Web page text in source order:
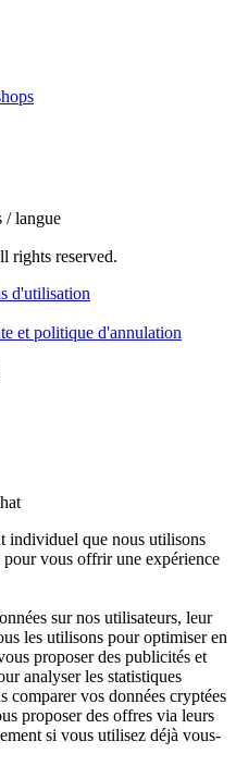
/ langue
rights reserved.
d'utilisation
et politique d'annulation
individuel que nous utilisons
pour vous offrir une expérience
sur nos utilisateurs, leur
les utilisons pour optimiser en
proposer des publicités et
analyser les statistiques
vos données cryptées
proposer des offres via leurs
si vous utilisez déjà vous-